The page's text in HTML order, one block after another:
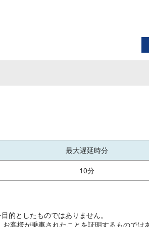
最大遅延時分
10分
的としたものではありません。
客様が乗車されたことを証明するものでは